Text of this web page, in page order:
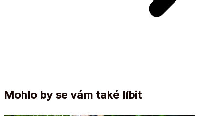
Mohlo by se vám také líbit